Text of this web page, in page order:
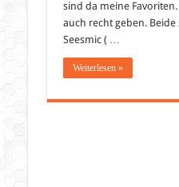
sind da meine
auch recht geben.
Seesmic ( …
Weiterlesen »